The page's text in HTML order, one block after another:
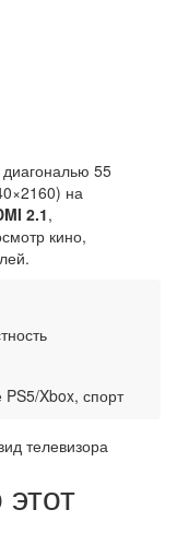
55
на
2.1,
кино,
Xbox, спорт